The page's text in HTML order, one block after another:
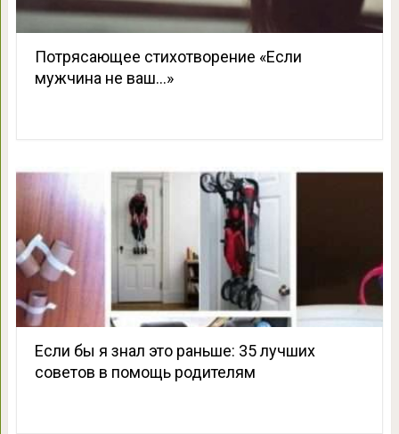
Потрясающее стихотворение «Если
мужчина не ваш…»
Если бы я знал это раньше: 35 лучших
советов в помощь родителям